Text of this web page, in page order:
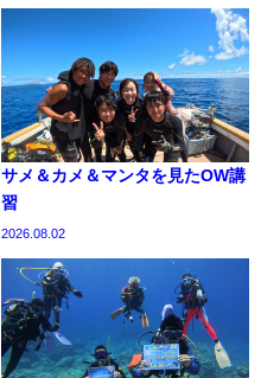
サメ＆カメ＆マンタを見たOW講
習
2026.08.02